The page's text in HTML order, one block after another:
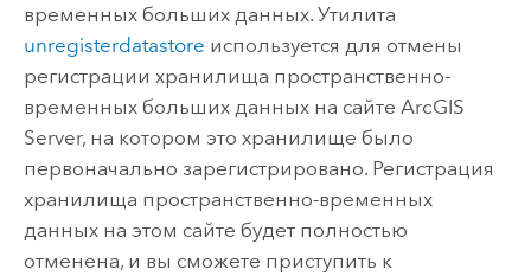
временных больших данных. Утилита
unregisterdatastore используется для отмены
регистрации хранилища пространственно-
временных больших данных на сайте ArcGIS
Server, на котором это хранилище было
первоначально зарегистрировано. Регистрация
хранилища пространственно-временных
данных на этом сайте будет полностью
отменена, и вы сможете приступить к